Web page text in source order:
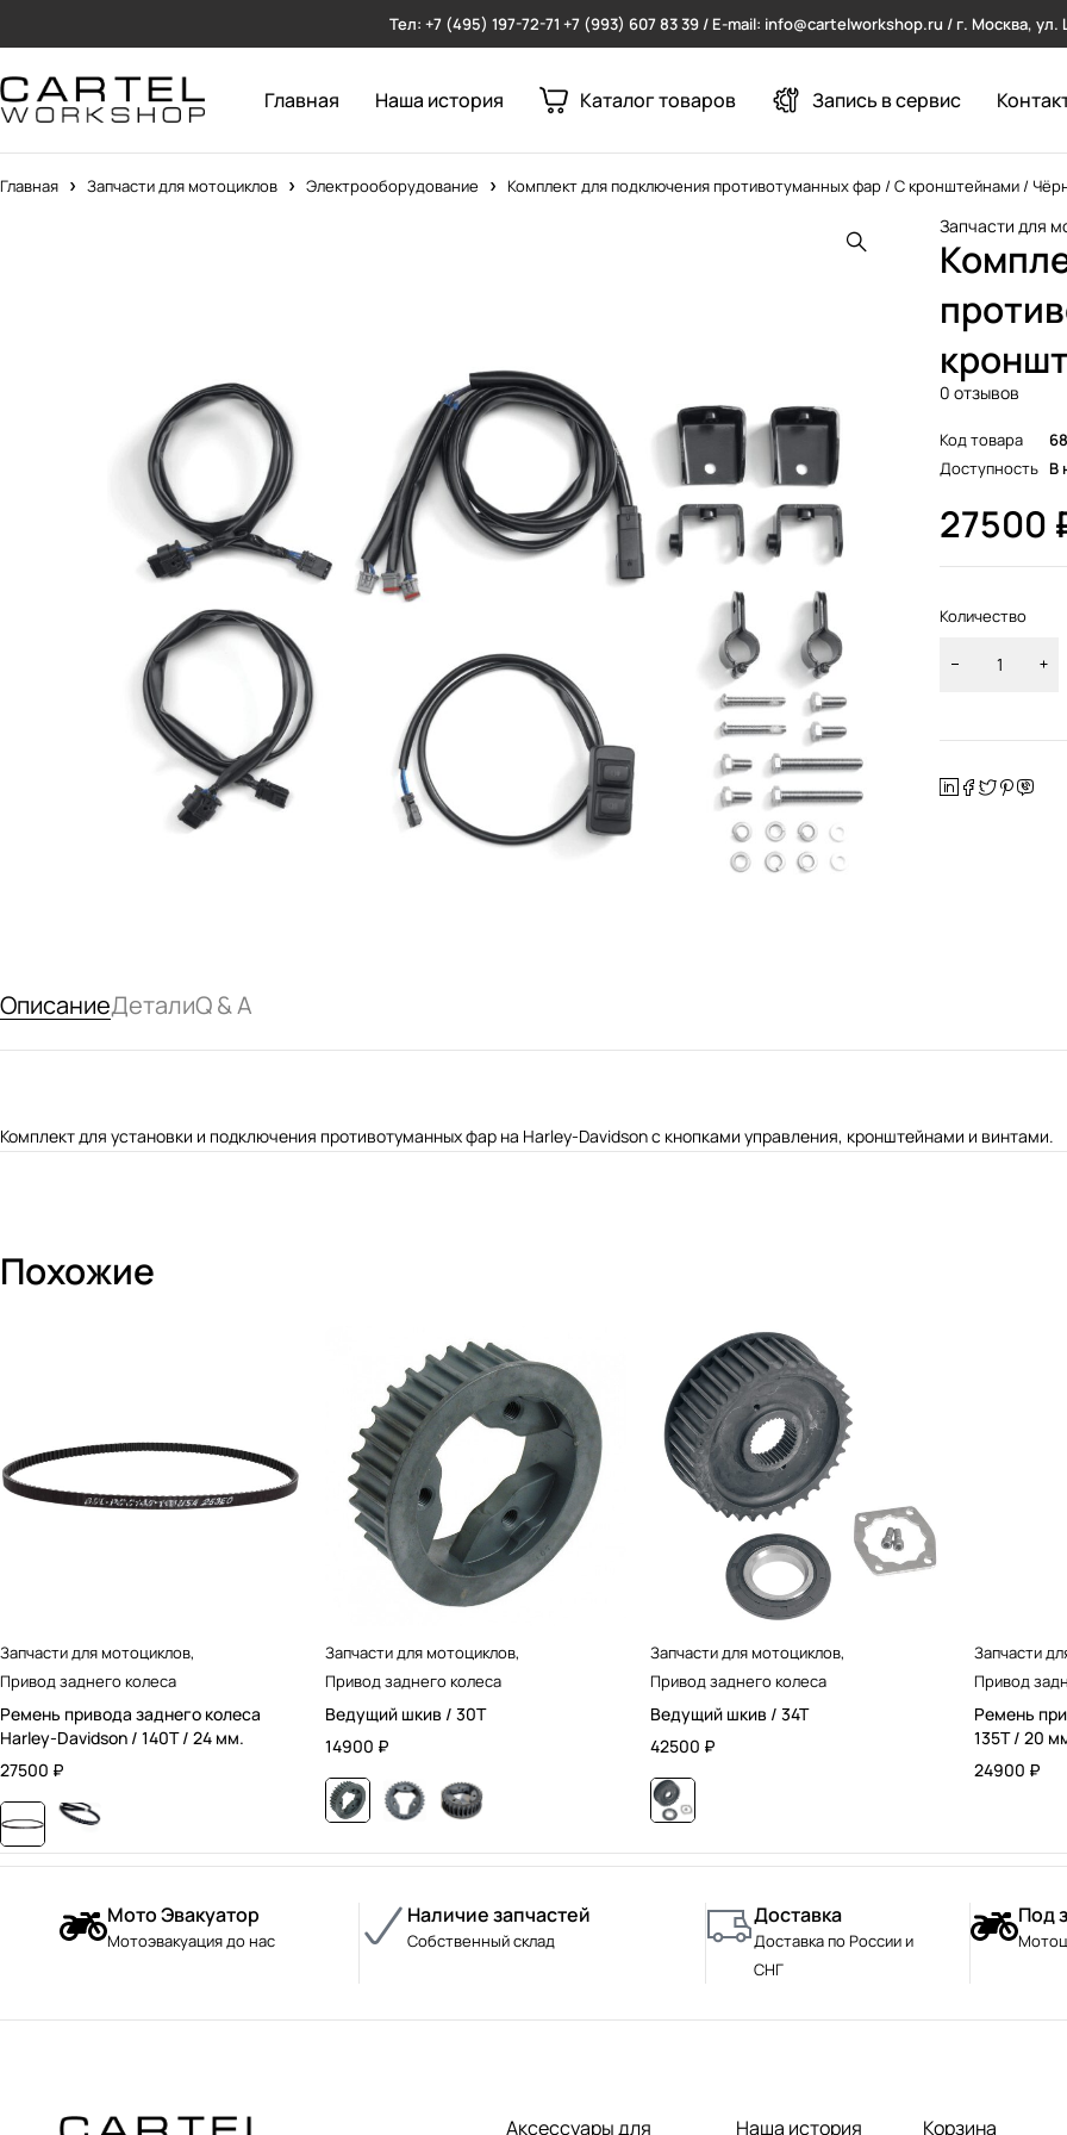
Тел: +7 (495) 197-72-71 +7 (993) 607 83 39 / E-mail: info@cartelworkshop.ru / г. Москва,
Главная Наша история Каталог товаров Запись в сервис
Главная Запчасти для мотоциклов Электрооборудование Комплект для подключения противотуманных фар / С кронштейнами /
Запчасти для
0 отзывов
Код товара
Доступность В
27500
Количество
ОписаниеДеталиQ & A
Комплект для установки и подключения противотуманных фар на Harley-Davidson с кнопками управления, кронштейнами и винтами.
Похожие
Запчасти для мотоциклов,
Привод заднего колеса
Ремень привода заднего колеса
Harley-Davidson / 140T / 24 мм.
27500 ₽
Запчасти для мотоциклов,
Привод заднего колеса
Ведущий шкив / 30T
14900 ₽
Запчасти для мотоциклов,
Привод заднего колеса
Ведущий шкив / 34T
42500 ₽
Запчасти
Привод
Ремень
135T / 20
24900 ₽
Мото Эвакуатор
Мотоэвакуация до нас
Наличие запчастей
Собственный склад
Доставка
Доставка по России и
СНГ
Под
Аксессуары для Наша история Корзина